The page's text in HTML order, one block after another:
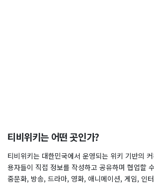
티비위키는 어떤 곳인가?
티비위키는 대한민국에서 운영되는 위키 기반의
용자들이 직접 정보를 작성하고 공유하며 협업할
중문화, 방송, 드라마, 영화, 애니메이션, 게임, 인